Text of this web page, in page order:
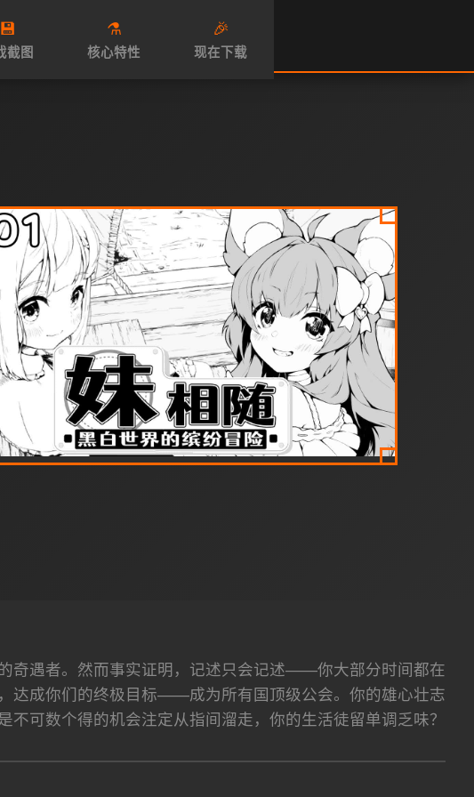
💾
截图
⚗️
核心特性
🎉
现在下载
奇遇者。然而事实证明，记述只会记述——你大部分时间都在
达成你们的终极目标——成为所有国顶级公会。你的雄心壮志
不可数个得的机会注定从指间溜走，你的生活徒留单调乏味？